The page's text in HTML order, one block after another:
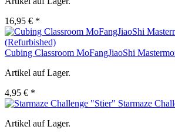
16,95 € *
Cubing Classroom MoFangJiaoShi
Artikel auf Lager.
4,95 € *
Starmaze
Artikel auf Lager.